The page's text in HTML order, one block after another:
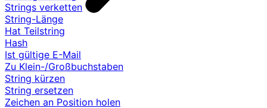
Strings verketten
String-Länge
Hat Teilstring
Hash
Ist gültige E-Mail
Zu Klein-/Großbuchstaben
String kürzen
String ersetzen
Zeichen an Position holen